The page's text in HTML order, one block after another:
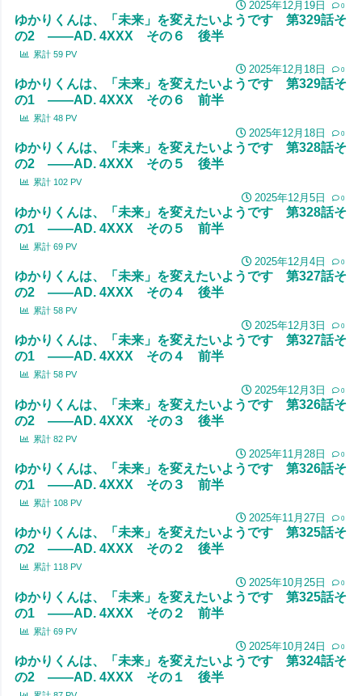
2025年12月19日 0
ゆかりくんは、「未来」を変えたいようです 第329話そ
の2 ――AD. 4XXX その６ 後半
累計 59 PV
2025年12月18日 0
ゆかりくんは、「未来」を変えたいようです 第329話そ
の1 ――AD. 4XXX その６ 前半
累計 48 PV
2025年12月18日 0
ゆかりくんは、「未来」を変えたいようです 第328話そ
の2 ――AD. 4XXX その５ 後半
累計 102 PV
2025年12月5日 0
ゆかりくんは、「未来」を変えたいようです 第328話そ
の1 ――AD. 4XXX その５ 前半
累計 69 PV
2025年12月4日 0
ゆかりくんは、「未来」を変えたいようです 第327話そ
の2 ――AD. 4XXX その４ 後半
累計 58 PV
2025年12月3日 0
ゆかりくんは、「未来」を変えたいようです 第327話そ
の1 ――AD. 4XXX その４ 前半
累計 58 PV
2025年12月3日 0
ゆかりくんは、「未来」を変えたいようです 第326話そ
の2 ――AD. 4XXX その３ 後半
累計 82 PV
2025年11月28日 0
ゆかりくんは、「未来」を変えたいようです 第326話そ
の1 ――AD. 4XXX その３ 前半
累計 108 PV
2025年11月27日 0
ゆかりくんは、「未来」を変えたいようです 第325話そ
の2 ――AD. 4XXX その２ 後半
累計 118 PV
2025年10月25日 0
ゆかりくんは、「未来」を変えたいようです 第325話そ
の1 ――AD. 4XXX その２ 前半
累計 69 PV
2025年10月24日 0
ゆかりくんは、「未来」を変えたいようです 第324話そ
の2 ――AD. 4XXX その１ 後半